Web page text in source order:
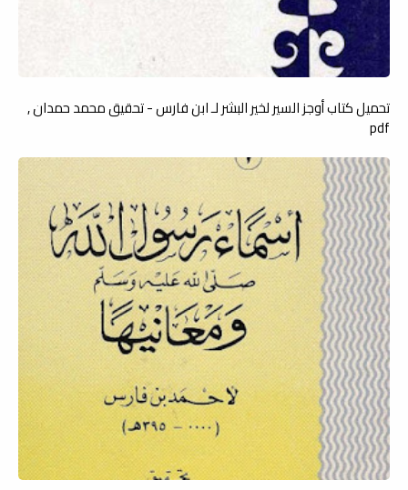
تحميل كتاب أوجز السير لخير البشر لـ ابن فارس - تحقيق محمد حمدان ,
pdf